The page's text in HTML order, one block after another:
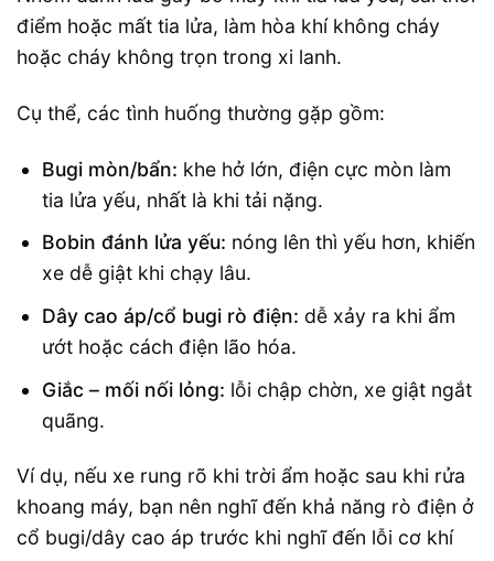
điểm hoặc mất tia lửa, làm hòa khí không cháy
hoặc cháy không trọn trong xi lanh.
Cụ thể, các tình huống thường gặp gồm:
Bugi mòn/bẩn: khe hở lớn, điện cực mòn làm
tia lửa yếu, nhất là khi tải nặng.
Bobin đánh lửa yếu: nóng lên thì yếu hơn, khiến
xe dễ giật khi chạy lâu.
Dây cao áp/cổ bugi rò điện: dễ xảy ra khi ẩm
ướt hoặc cách điện lão hóa.
Giắc – mối nối lỏng: lỗi chập chờn, xe giật ngắt
quãng.
Ví dụ, nếu xe rung rõ khi trời ẩm hoặc sau khi rửa
khoang máy, bạn nên nghĩ đến khả năng rò điện ở
cổ bugi/dây cao áp trước khi nghĩ đến lỗi cơ khí